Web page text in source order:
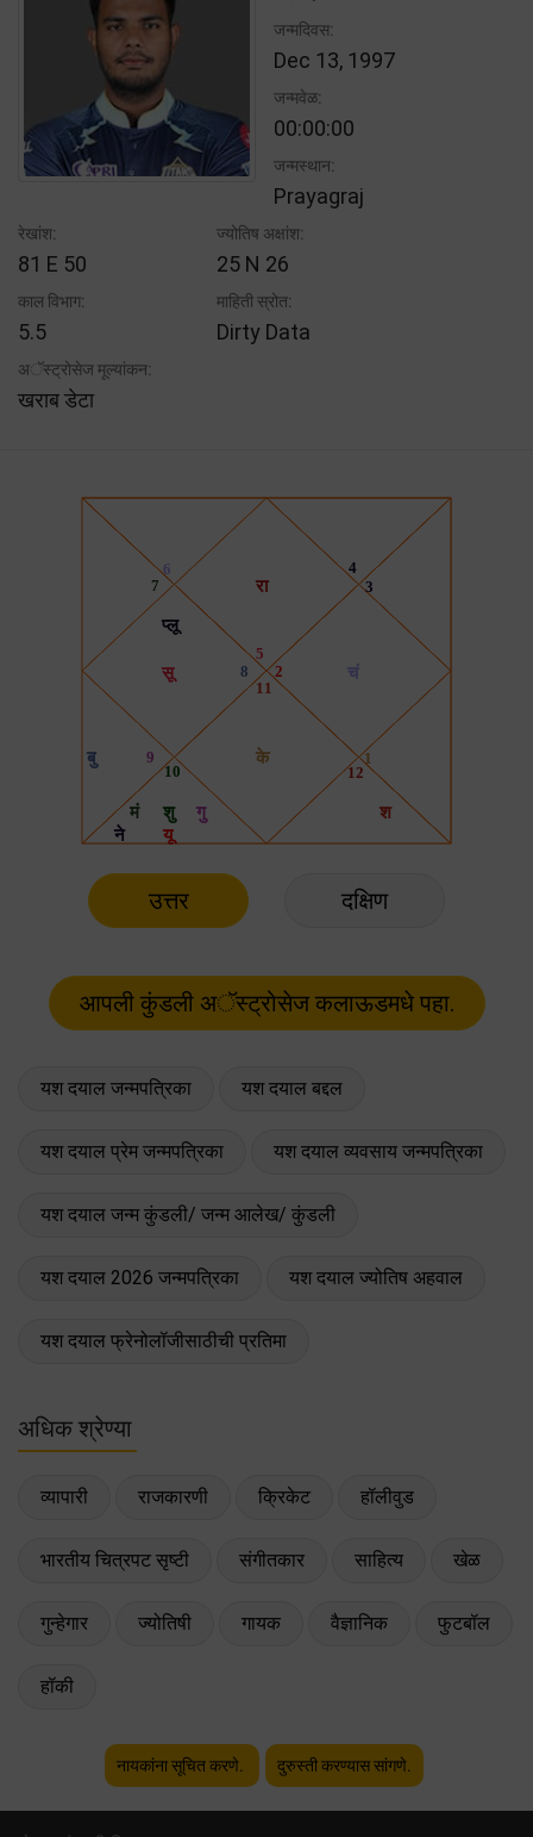
जन्मदिवस:
Dec 13, 1997
जन्मवेळ:
00:00:00
जन्मस्थान:
Prayagraj
रेखांश:
81 E 50
ज्योतिष अक्षांश:
25 N 26
काल विभाग:
5.5
माहिती स्रोत:
Dirty Data
अॅस्ट्रोसेज मूल्यांकन:
खराब डेटा
उत्तर दक्षिण
यश दयाल जन्मपत्रिका यश दयाल बद्दल
यश दयाल प्रेम जन्मपत्रिका यश दयाल व्यवसाय जन्मपत्रिका
यश दयाल जन्म कुंडली/ जन्म आलेख/ कुंडली
यश दयाल 2026 जन्मपत्रिका यश दयाल ज्योतिष अहवाल
यश दयाल फ्रेनोलॉजीसाठीची प्रतिमा
अधिक श्रेण्या
व्यापारी राजकारणी क्रिकेट हॉलीवुड
भारतीय चित्रपट सृष्टी संगीतकार साहित्य खेळ
गुन्हेगार ज्योतिषी गायक वैज्ञानिक फुटबॉल
हॉकी
नायकांना सूचित करणे. दुरुस्ती करण्यास सांगणे.